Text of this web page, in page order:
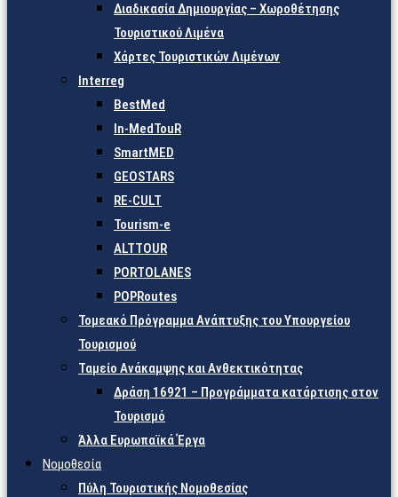
Διαδικασία Δημιουργίας – Χωροθέτησης
Τουριστικού Λιμένα
Χάρτες Τουριστικών Λιμένων
Interreg
BestMed
In-MedTouR
SmartMED
GEOSTARS
RE-CULT
Tourism-e
ALTTOUR
PORTOLANES
POPRoutes
Τομεακό Πρόγραμμα Ανάπτυξης του Υπουργείου
Τουρισμού
Ταμείο Ανάκαμψης και Ανθεκτικότητας
Δράση 16921 – Προγράμματα κατάρτισης στον
Τουρισμό
Άλλα Ευρωπαϊκά Έργα
Νομοθεσία
Πύλη Τουριστικής Νομοθεσίας